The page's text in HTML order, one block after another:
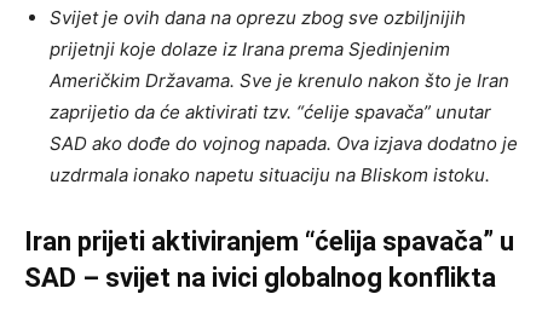
Svijet je ovih dana na oprezu zbog sve ozbiljnijih
prijetnji koje dolaze iz Irana prema Sjedinjenim
Američkim Državama. Sve je krenulo nakon što je Iran
zaprijetio da će aktivirati tzv. “ćelije spavača” unutar
SAD ako dođe do vojnog napada. Ova izjava dodatno je
uzdrmala ionako napetu situaciju na Bliskom istoku.
Iran prijeti aktiviranjem “ćelija spavača” u
SAD – svijet na ivici globalnog konflikta